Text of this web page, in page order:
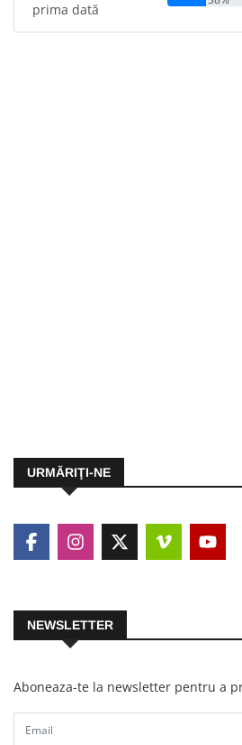
prima dată
URMĂRIŢI-NE
NEWSLETTER
Aboneaza-te la newsletter pentru a